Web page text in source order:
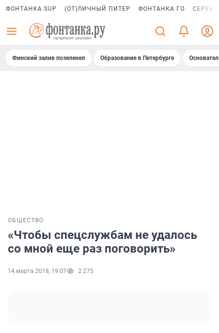
ФОНТАНКА SUP (ОТ)ЛИЧНЫЙ ПИТЕР ФОНТАНКА ГО
Финский залив позеленел Образование в Петербурге
ОБЩЕСТВО
«Чтобы спецслужбам не удалось
со мной еще раз поговорить»
14 марта 2018, 19:07 2 275